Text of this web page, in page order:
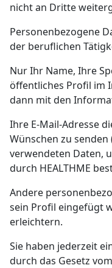
nicht an Dritte
Personenbezogene
der beruflichen
Nur Ihr Name, Ihre
öffentliches Profil im
dann mit den
Ihre E-Mail-Adresse
Wünschen zu
verwendeten Daten,
durch HEALTHME
Andere
sein Profil eingefügt
erleichtern.
Sie haben jederzeit
durch das Gesetz